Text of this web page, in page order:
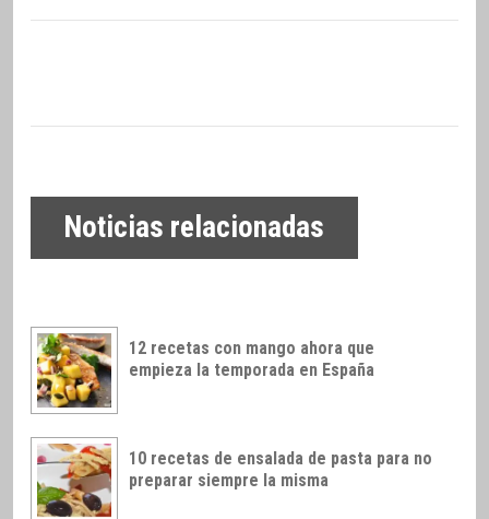
Noticias relacionadas
12 recetas con mango ahora que
empieza la temporada en España
10 recetas de ensalada de pasta para no
preparar siempre la misma